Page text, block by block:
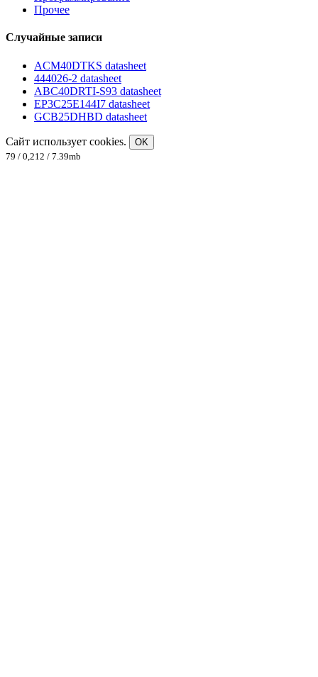
Прочее
Случайные записи
ACM40DTKS datasheet
444026-2 datasheet
ABC40DRTI-S93 datasheet
EP3C25E144I7 datasheet
GCB25DHBD datasheet
Сайт использует cookies.
OK
79 / 0,212 / 7.39mb